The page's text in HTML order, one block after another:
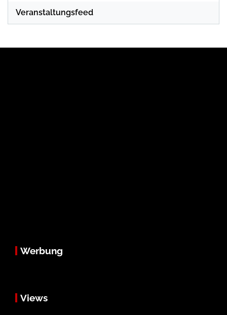
Veranstaltungsfeed
Werbung
Views